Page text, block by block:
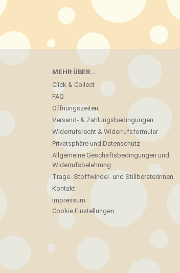
MEHR ÜBER...
Click & Collect
FAQ
Öffnungszeiten
Versand- & Zahlungsbedingungen
Widerrufsrecht & Widerrufsformular
Privatsphäre und Datenschutz
Allgemeine Geschäftsbedingungen und
Widerrufsbelehrung
Trage- Stoffwindel- und Stillberaterinnen
Kontakt
Impressum
Cookie Einstellungen